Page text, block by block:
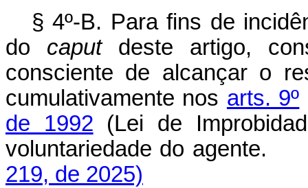
§ 4º-B. Para fins de
do caputdeste artigo,
consciente de alcançar o
cumulativamente nos arts. 9º
de 1992 (Lei de
voluntariedade do
219, de 2025)